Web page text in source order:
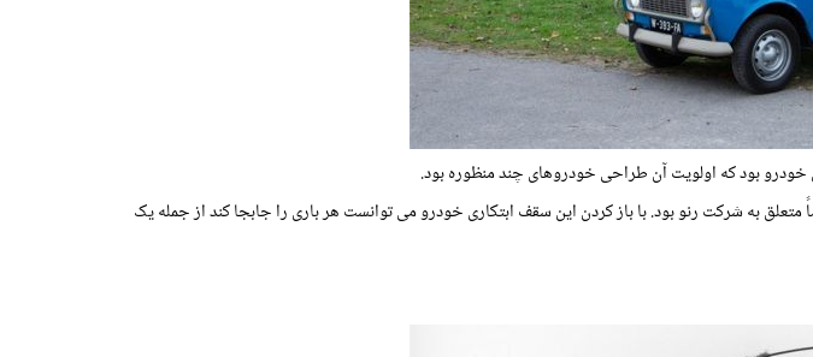
بود که اولویت آن طراحی خودروهای چند منظوره بود.
به شرکت رنو بود. با باز کردن این سقف ابتکاری خودرو می توانست هر باری را جابجا کند از جمله یک